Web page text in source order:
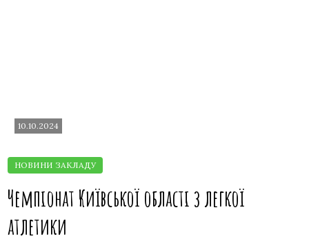
10.10.2024
Чемпіонат Київської області з легкої
атлетики